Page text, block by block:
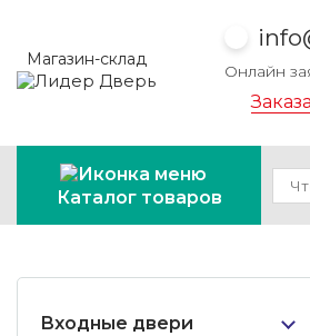
Магазин-склад
Онлайн
Каталог товаров
Входные двери